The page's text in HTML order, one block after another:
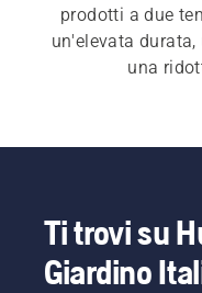
prodotti a due
un'elevata
una
Ti trovi su
Giardino